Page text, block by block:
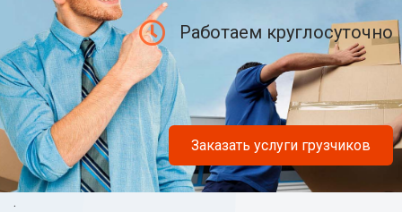
Работаем круглосуточно
Заказать услуги грузчиков
.